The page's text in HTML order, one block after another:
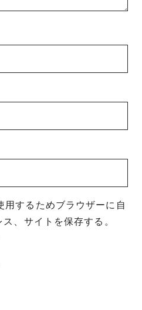
用するためブラウザーに自
、サイトを保存する。